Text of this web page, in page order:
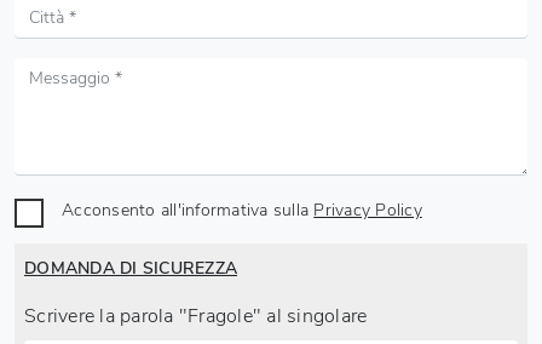
Acconsento all'informativa sulla Privacy Policy
DOMANDA DI SICUREZZA
Scrivere la parola "Fragole" al singolare